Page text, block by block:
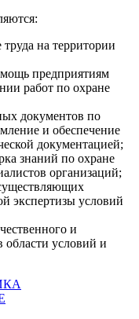
на территории
предприятиям
работ по охране
документов по
и обеспечение
документацией;
знаний по охране
организаций;
экспертизы условий
и
области условий и